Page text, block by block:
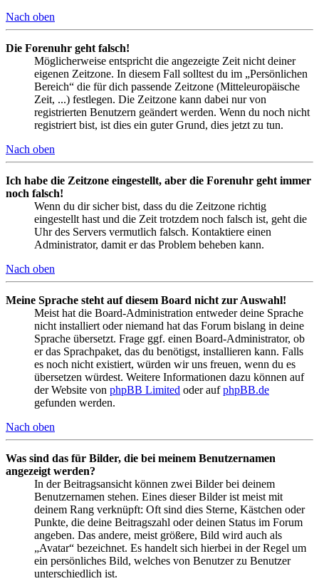
Nach oben
Die Forenuhr geht falsch!
Möglicherweise entspricht die angezeigte Zeit nicht deiner
eigenen Zeitzone. In diesem Fall solltest du im „Persönlichen
Bereich“ die für dich passende Zeitzone (Mitteleuropäische
Zeit, ...) festlegen. Die Zeitzone kann dabei nur von
registrierten Benutzern geändert werden. Wenn du noch nicht
registriert bist, ist dies ein guter Grund, dies jetzt zu tun.
Nach oben
Ich habe die Zeitzone eingestellt, aber die Forenuhr geht immer
noch falsch!
Wenn du dir sicher bist, dass du die Zeitzone richtig
eingestellt hast und die Zeit trotzdem noch falsch ist, geht die
Uhr des Servers vermutlich falsch. Kontaktiere einen
Administrator, damit er das Problem beheben kann.
Nach oben
Meine Sprache steht auf diesem Board nicht zur Auswahl!
Meist hat die Board-Administration entweder deine Sprache
nicht installiert oder niemand hat das Forum bislang in deine
Sprache übersetzt. Frage ggf. einen Board-Administrator, ob
er das Sprachpaket, das du benötigst, installieren kann. Falls
es noch nicht existiert, würden wir uns freuen, wenn du es
übersetzen würdest. Weitere Informationen dazu können auf
der Website von phpBB Limited oder aufphpBB.de
gefunden werden.
Nach oben
Was sind das für Bilder, die bei meinem Benutzernamen
angezeigt werden?
In der Beitragsansicht können zwei Bilder bei deinem
Benutzernamen stehen. Eines dieser Bilder ist meist mit
deinem Rang verknüpft: Oft sind dies Sterne, Kästchen oder
Punkte, die deine Beitragszahl oder deinen Status im Forum
angeben. Das andere, meist größere, Bild wird auch als
„Avatar“ bezeichnet. Es handelt sich hierbei in der Regel um
ein persönliches Bild, welches von Benutzer zu Benutzer
unterschiedlich ist.